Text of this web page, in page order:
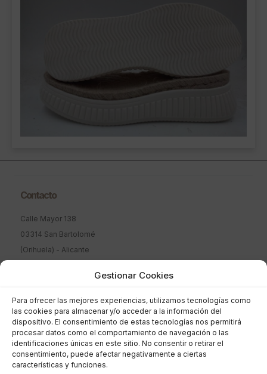
Gestionar Cookies
Para ofrecer las mejores experiencias, utilizamos tecnologías como
las cookies para almacenar y/o acceder a la información del
dispositivo. El consentimiento de estas tecnologías nos permitirá
procesar datos como el comportamiento de navegación o las
identificaciones únicas en este sitio. No consentir o retirar el
consentimiento, puede afectar negativamente a ciertas
características y funciones.
Contacto
Calle Mayor 138
03314 San Bartolomé
(Orihuela) - Alicante
Fax: +34 96 536 73 57
E-Mail: mari@trenzadossb.com
E-Mail: comercial@trenzadossb.com
Más información
Historia